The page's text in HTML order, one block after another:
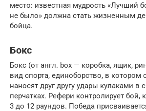
место: известная мудрость «Лучший
не было» должна стать жизненным
бойца.
Бокс
Бокс (от англ. box — коробка, ящик,
вид спорта, единоборство, в котором
наносят друг другу удары кулаками в
перчатках. Рефери контролирует бой,
3 до 12 раундов. Победа